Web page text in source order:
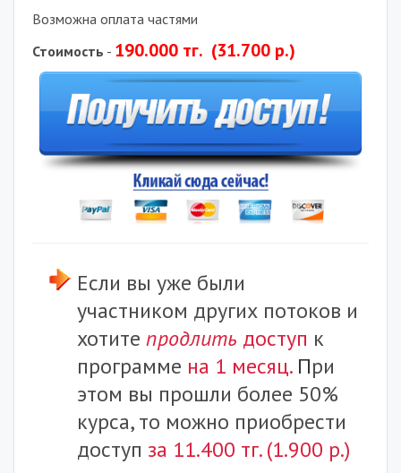
Возможна оплата частями
Стоимость - 190.000 тг. (31.700 р.)
Если вы уже были
участником других потоков и
хотите продлить доступ к
программе на 1 месяц. При
этом вы прошли более 50%
курса, то можно приобрести
доступ за 11.400 тг. (1.900 р.)